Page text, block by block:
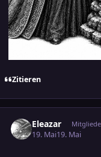
Zitieren
Eleazar
19. Mai19. Mai